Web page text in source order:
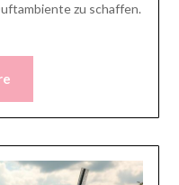
zu schaffen.